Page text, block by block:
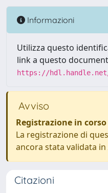
Informazioni
Utilizza questo
link a questo
https://hdl.handle.net/
Avviso
Registrazione in
La registrazione di
ancora stata validata in
Citazioni